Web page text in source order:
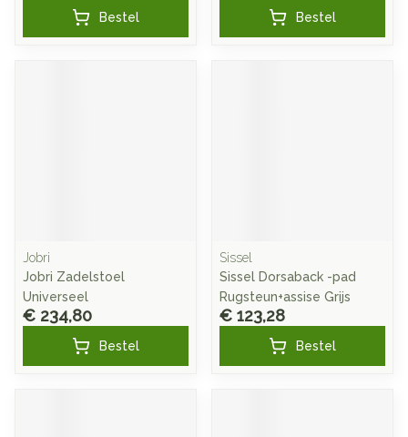
Bestel Bestel
Jobri
Jobri Zadelstoel
Universeel
€ 234,80
Bestel
Sissel
Sissel Dorsaback -pad
Rugsteun+assise Grijs
€ 123,28
Bestel